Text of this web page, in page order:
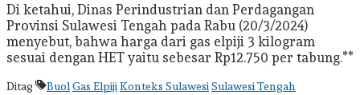
Di ketahui, Dinas Perindustrian dan Perdagangan
Provinsi Sulawesi Tengah pada Rabu (20/3/2024)
menyebut, bahwa harga dari gas elpiji 3 kilogram
sesuai dengan HET yaitu sebesar Rp12.750 per tabung.**
Ditag Buol Gas Elpiji Konteks Sulawesi Sulawesi Tengah